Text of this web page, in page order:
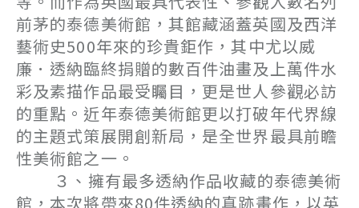
前茅的泰德美術館，其館藏涵蓋英國及西洋
藝術史500年來的珍貴鉅作，其中尤以威
廉．透納臨終捐贈的數百件油畫及上萬件水
彩及素描作品最受矚目，更是世人參觀必訪
的重點。近年泰德美術館更以打破年代界線
的主題式策展開創新局，是全世界最具前瞻
性美術館之一。
３、擁有最多透納作品收藏的泰德美術
館，本次將帶來80件透納的真跡畫作，以英